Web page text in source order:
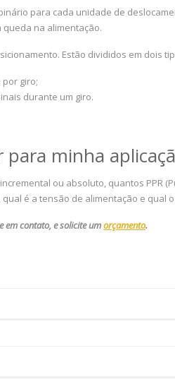
para cada unidade de
queda na alimentação.
Estão divididos em dois
giro;
durante um giro.
minha
ou absoluto, quantos PPR
é a tensão de alimentação e qual
em contato, e solicite umorçamento.